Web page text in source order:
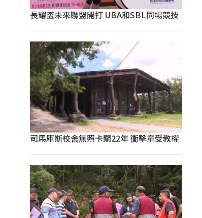
長耀盃未來聯盟開打 UBA和SBL同場競技
司馬庫斯校舍無照卡關22年 衝擊童受教權